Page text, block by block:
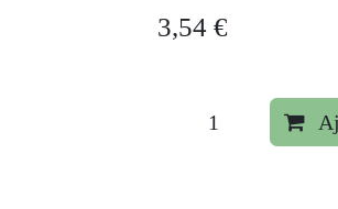
3,54 €